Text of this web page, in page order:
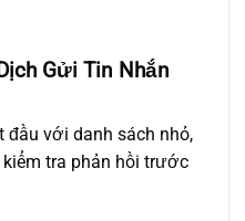
Gửi Tin Nhắn
đầu với danh sách nhỏ,
tra phản hồi trước